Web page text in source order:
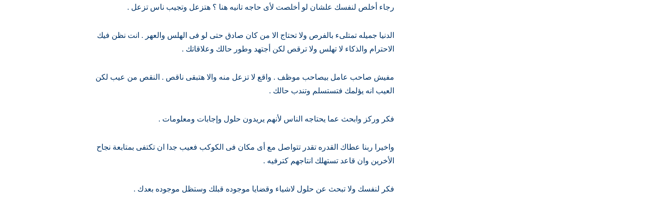
رجاء أخلص لنفسك علشان لو أخلصت لأى حاجه تانيه هنا ؟ هتزعل وتجيب ناس تزعل .
الدنيا جميله تمتلىء بالفرص ولا تحتاج الا من كان صادق حتى لو فى الهلس والعهر . انت نظن فيك
الاحترام والذكاء لا تهلس ولا ترقص لكن أجتهد وطور حالك وعلاقاتك .
مفيش صاحب عامل بيصاحب موظف . واقع لا تزعل منه والا هتبقى ناقص . النقص من عيب لكن
العيب انه يؤلمك فتستسلم وتندب حالك .
فكر وركز وابحث عما يحتاجه الناس لأنهم يريدون حلول وإجابات ومعلومات .
واخيرا ربنا عطاك القدره تقدر تتواصل مع أى مكان فى الكوكب فعيب جدا ان تكتفى بمتابعة نجاح
الأخرين وان قاعد تستهلك انتاجهم كترفيه .
فكر لنفسك ولا تبحث عن حلول لاشياء وقضايا موجوده قبلك وستظل موجوده بعدك .